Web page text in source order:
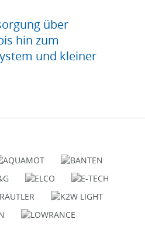
über
hin zum
und kleiner